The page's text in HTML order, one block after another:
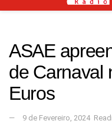
ASAE
de Carnaval
Euros
9 de Fevereiro, 2024